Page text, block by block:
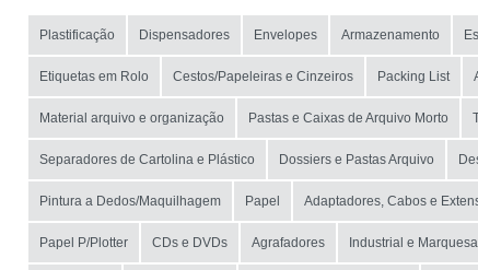
Plastificação Dispensadores Envelopes Armazenamento
Etiquetas em Rolo Cestos/Papeleiras e Cinzeiros Packing List
Material arquivo e organização Pastas e Caixas de Arquivo Morto
Separadores de Cartolina e Plástico Dossiers e Pastas Arquivo
Pintura a Dedos/Maquilhagem Papel Adaptadores, Cabos e
Papel P/Plotter CDs e DVDs Agrafadores Industrial e